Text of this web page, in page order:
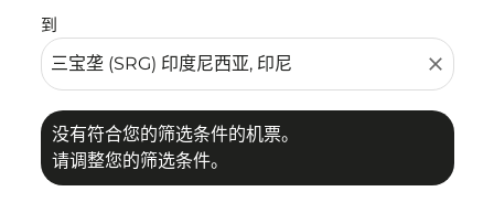
到
close
没有符合您的筛选条件的机票。
请调整您的筛选条件。